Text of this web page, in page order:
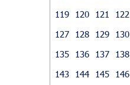
119
120 121 122
127
128 129 130
135
136 137 138
143
144 145 146